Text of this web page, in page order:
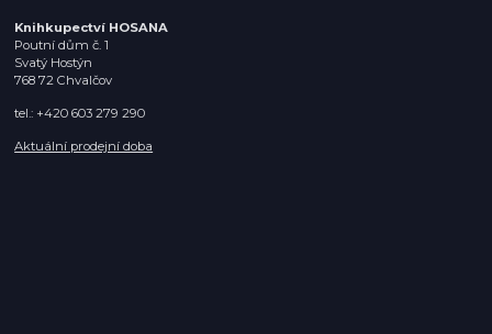
Knihkupectví HOSANA
Poutní dům č. 1
Svatý Hostýn
768 72 Chvalčov
tel.: +420 603 279 290
Aktuální prodejní doba